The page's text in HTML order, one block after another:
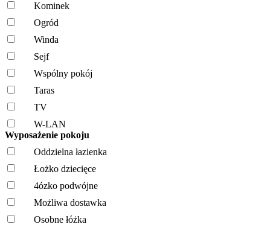
Kominek
Ogród
Winda
Sejf
Wspólny pokój
Taras
TV
W-LAN
Wyposażenie pokoju
Oddzielna łazienka
Łożko dziecięce
4ózko podwójne
Możliwa dostawka
Osobne łóżka